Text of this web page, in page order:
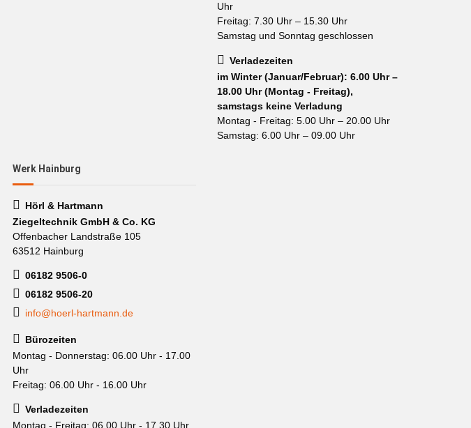
Uhr
Freitag: 7.30 Uhr – 15.30 Uhr
Samstag und Sonntag geschlossen
Verladezeiten
im Winter (Januar/Februar): 6.00 Uhr –
18.00 Uhr (Montag - Freitag),
samstags keine Verladung
Montag - Freitag: 5.00 Uhr – 20.00 Uhr
Samstag: 6.00 Uhr – 09.00 Uhr
Werk Hainburg
Hörl & Hartmann
Ziegeltechnik GmbH & Co. KG
Offenbacher Landstraße 105
63512 Hainburg
06182 9506-0
06182 9506-20
info@hoerl-hartmann.de
Bürozeiten
Montag - Donnerstag: 06.00 Uhr - 17.00
Uhr
Freitag: 06.00 Uhr - 16.00 Uhr
Verladezeiten
Montag - Freitag: 06.00 Uhr - 17.30 Uhr